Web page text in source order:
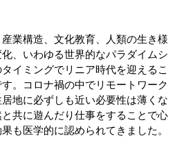
業構造、文化教育、人類の生き様
、いわゆる世界的なパラダイムシ
イミングでリニア時代を迎えるこ
。コロナ禍の中でリモートワーク
地に必ずしも近い必要性は薄くな
共に遊んだり仕事をすることで心
も医学的に認められてきました。